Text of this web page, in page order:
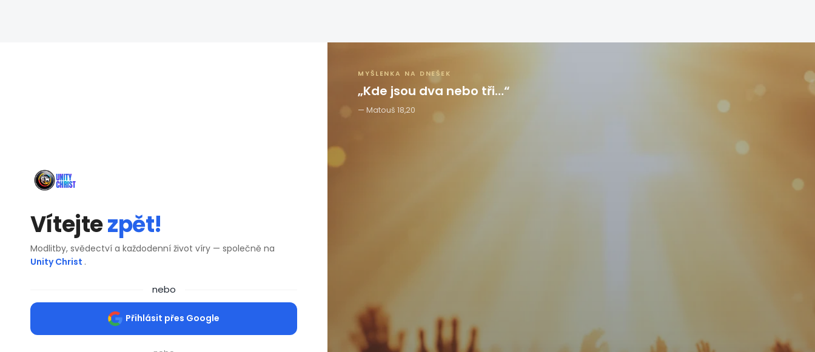
Vítejtezpět!
Modlitby, svědectví a každodenní život víry — společně na
Unity Christ .
nebo
Přihlásit přes Google
MYŠLENKA NA DNEŠEK
„Kde jsou dva nebo tři…“
Matouš 18,20